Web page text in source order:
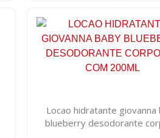
Locao hidratante giovanna
blueberry desodorante